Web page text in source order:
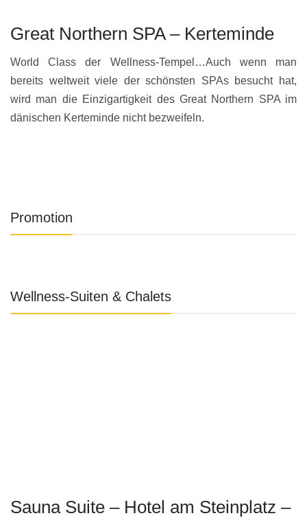
Great Northern SPA – Kerteminde
World Class der Wellness-Tempel…Auch wenn man
bereits weltweit viele der schönsten SPAs besucht hat,
wird man die Einzigartigkeit des Great Northern SPA im
dänischen Kerteminde nicht bezweifeln.
Promotion
Wellness-Suiten & Chalets
Sauna Suite – Hotel am Steinplatz –